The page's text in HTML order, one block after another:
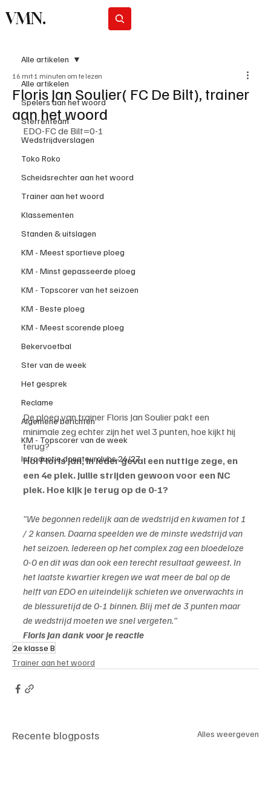
VMN.
Alle artikelen
Spelers aan het woord
Sterrenteam
Wedstrijdverslagen
Toko Roko
Scheidsrechter aan het woord
Trainer aan het woord
Klassementen
Standen & uitslagen
KM - Meest sportieve ploeg
KM - Minst gepasseerde ploeg
KM - Topscorer van het seizoen
KM - Beste ploeg
KM - Meest scorende ploeg
Bekervoetbal
Ster van de week
Het gesprek
Reclame
Algemene berichten
KM - Topscorer van de week
Introductie donateurclubs 26/27
Alle artikelen
Floris Jan Soulier( FC De Bilt), trainer
aan het woord
16 mrt 1 minuten om te lezen
EDO-FC de Bilt=0-1
De ploeg van trainer Floris Jan Soulier pakt een
minimale zeg echter zijn het wel 3 punten, hoe kijkt hij
terug?
Hoi Floris Jan, in ieder geval een nuttige zege, en
een 4e plek. Jullie strijden gewoon voor een NC
plek. Hoe kijk je terug op de 0-1?
"We begonnen redelijk aan de wedstrijd en kwamen tot 1
/ 2 kansen. Daarna speelden we de minste wedstrijd van
het seizoen. Iedereen op het complex zag een bloedeloze
0-0 en dit was dan ook een terecht resultaat geweest. In
het laatste kwartier kregen we wat meer de bal op de
helft van EDO en uiteindelijk schieten we onverwachts in
de blessuretijd de 0-1 binnen. Blij met de 3 punten maar
de wedstrijd moeten we snel vergeten."
Floris Jan dank voor je reactie
2e klasse B
Trainer aan het woord
Recente blogposts Alles weergeven